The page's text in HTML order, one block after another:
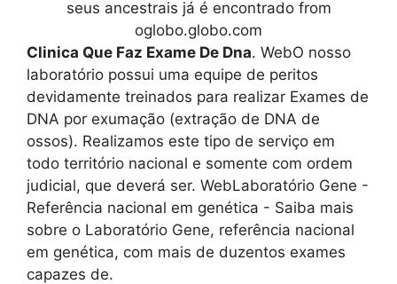
seus ancestrais já é encontrado from
oglobo.globo.com
Clinica Que Faz Exame De Dna. WebO nosso
laboratório possui uma equipe de peritos
devidamente treinados para realizar Exames de
DNA por exumação (extração de DNA de
ossos). Realizamos este tipo de serviço em
todo território nacional e somente com ordem
judicial, que deverá ser. WebLaboratório Gene -
Referência nacional em genética - Saiba mais
sobre o Laboratório Gene, referência nacional
em genética, com mais de duzentos exames
capazes de.